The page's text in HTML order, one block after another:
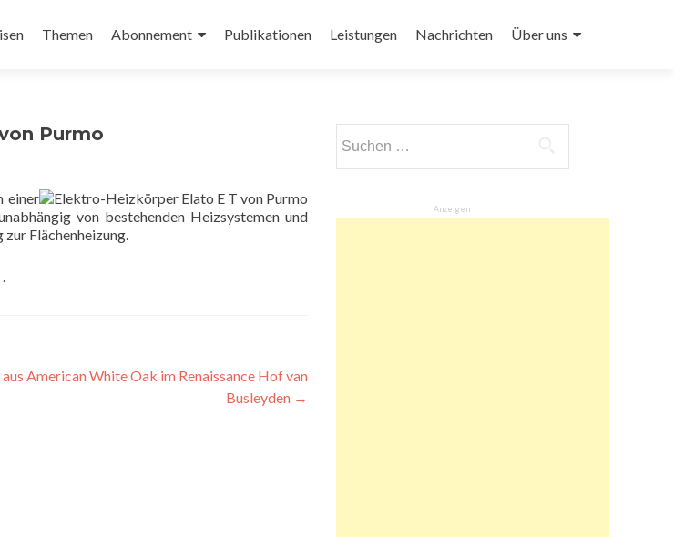
Themen Abonnement Publikationen Leistungen Nachrichten Über uns
Purmo
einer
von bestehenden Heizsystemen und
zur Flächenheizung.
.
American White Oak im Renaissance Hof van
Busleyden →
nach:
Anzeigen